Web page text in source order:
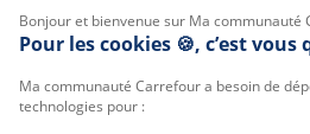
Bonjour et bienvenue sur Ma communauté
Pour les cookies 🍪, c’est vous
Ma communauté Carrefour a besoin de
technologies pour :